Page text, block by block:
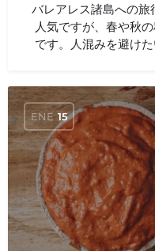
バレアレス諸島への旅
人気ですが、春や秋
です。人混みを避け
ENE 15